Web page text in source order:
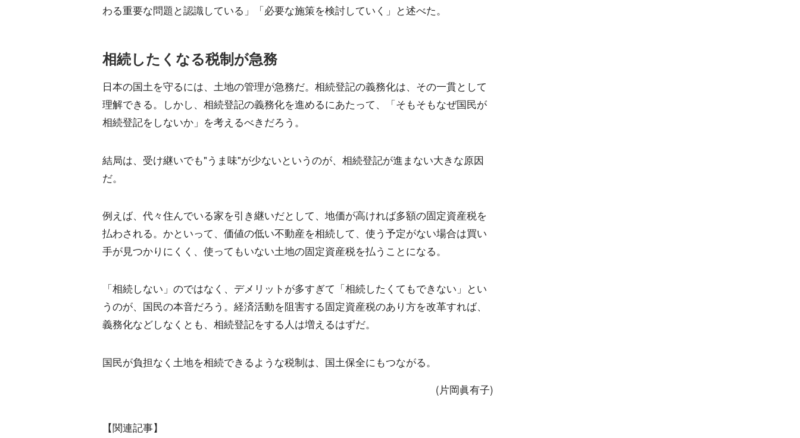
わる重要な問題と認識している」「必要な施策を検討していく」と述べた。
相続したくなる税制が急務
日本の国土を守るには、土地の管理が急務だ。相続登記の義務化は、その一貫として
理解できる。しかし、相続登記の義務化を進めるにあたって、「そもそもなぜ国民が
相続登記をしないか」を考えるべきだろう。
結局は、受け継いでも"うま味"が少ないというのが、相続登記が進まない大きな原因
だ。
例えば、代々住んでいる家を引き継いだとして、地価が高ければ多額の固定資産税を
払わされる。かといって、価値の低い不動産を相続して、使う予定がない場合は買い
手が見つかりにくく、使ってもいない土地の固定資産税を払うことになる。
「相続しない」のではなく、デメリットが多すぎて「相続したくてもできない」とい
うのが、国民の本音だろう。経済活動を阻害する固定資産税のあり方を改革すれば、
義務化などしなくとも、相続登記をする人は増えるはずだ。
国民が負担なく土地を相続できるような税制は、国土保全にもつながる。
(片岡眞有子)
【関連記事】